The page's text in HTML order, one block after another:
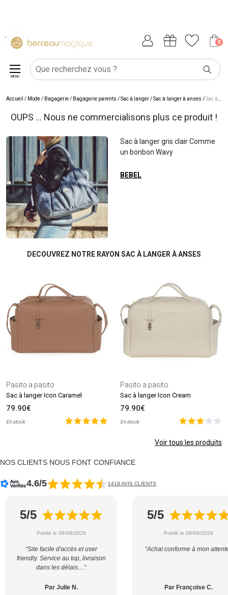
0
MENU
Accueil / Mode / Bagagerie/ Bagagerie parents /Sac à langer/Sac à langer à anses /Sac à langer gris clair Comme un bonbon Wavy
OUPS ... Nous ne commercialisons plus ce produit !
Sac à langer gris clair Comme
un bonbon Wavy
BEBEL
DECOUVREZ NOTRE RAYON SAC À LANGER À ANSES
Pasito a pasito
Sac à langer Icon Caramel
79.90€
En stock
Pasito a pasito
Sac à langer Icon Cream
79.90€
En stock
Voir tous les produits
NOS CLIENTS NOUS FONT CONFIANCE
4.6/5 1419 AVIS CLIENTS
5/5
Publié le 08/08/2026
“Site facile d'accès et user
friendly. Service au top, livraison
dans les délais....”
Par Julie N.
5/5
Publié le 08/08/2026
“Achat conforme à mon
Par Françoise C.